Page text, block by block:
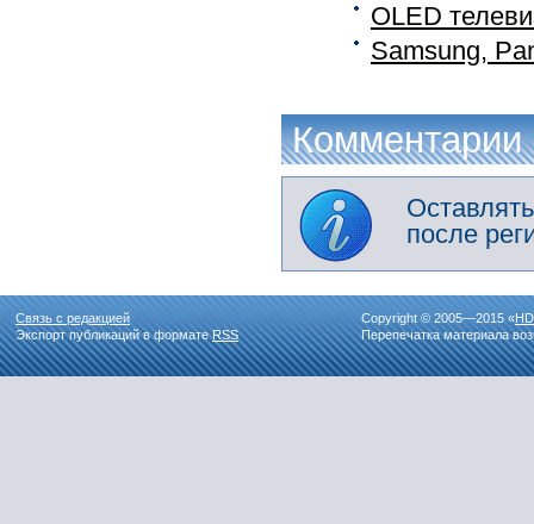
OLED
Samsung,
Комментарии
после
Связь с редакцией
Экспорт публикаций в форматеRSS
Copyright © 2005—2015 «
Перепечатка материала